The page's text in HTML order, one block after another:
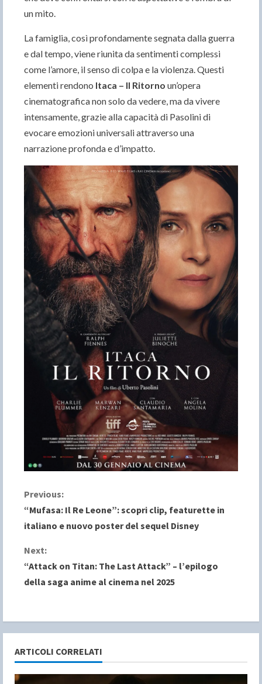
un mito.
La famiglia, così profondamente segnata dalla guerra
e dal tempo, viene riunita da sentimenti complessi
come l’amore, il senso di colpa e la violenza. Questi
elementi rendono Itaca – Il Ritorno un’opera
cinematografica non solo da vedere, ma da vivere
intensamente, grazie alla capacità di Pasolini di
evocare emozioni universali attraverso una
narrazione profonda e d’impatto.
C
o
n
t
n
u
e
Previous:
“Mufasa: Il Re Leone”: scopri clip, featurette in
italiano e nuovo poster del sequel Disney
Next:
“Attack on Titan: The Last Attack” – l’epilogo
della saga anime al cinema nel 2025
ARTICOLI CORRELATI